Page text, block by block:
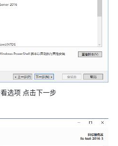
选项 点击下一步